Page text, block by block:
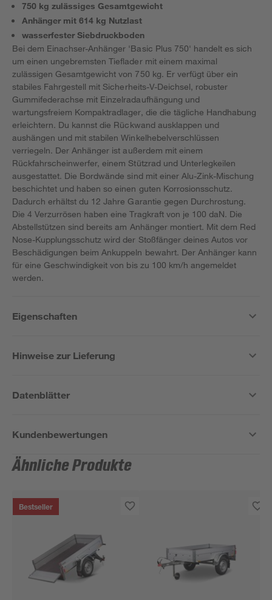
750 kg zulässiges Gesamtgewicht
Anhänger mit 614 kg Nutzlast
wasserfester Siebdruckboden
Bei dem Einachser-Anhänger 'Basic Plus 750' handelt es sich
um einen ungebremsten Tieflader mit einem maximal
zulässigen Gesamtgewicht von 750 kg. Er verfügt über ein
stabiles Fahrgestell mit Sicherheits-V-Deichsel, robuster
Gummifederachse mit Einzelradaufhängung und
wartungsfreiem Kompaktradlager, die die tägliche Handhabung
erleichtern. Du kannst die Rückwand ausklappen und
aushängen und mit stabilen Winkelhebelverschlüssen
verriegeln. Der Anhänger ist außerdem mit einem
Rückfahrscheinwerfer, einem Stützrad und Unterlegkeilen
ausgestattet. Die Bordwände sind mit einer Alu-Zink-Mischung
beschichtet und haben so einen guten Korrosionsschutz.
Dadurch erhältst du 12 Jahre Garantie gegen Durchrostung.
Die 4 Verzurrösen haben eine Tragkraft von je 100 daN. Die
Abstellstützen sind bereits am Anhänger montiert. Mit dem Red
Nose-Kupplungsschutz wird der Stoßfänger deines Autos vor
Beschädigungen beim Ankuppeln bewahrt. Der Anhänger kann
für eine Geschwindigkeit von bis zu 100 km/h angemeldet
werden.
Eigenschaften
Hinweise zur Lieferung
Datenblätter
Kundenbewertungen
Ähnliche Produkte
Bestseller